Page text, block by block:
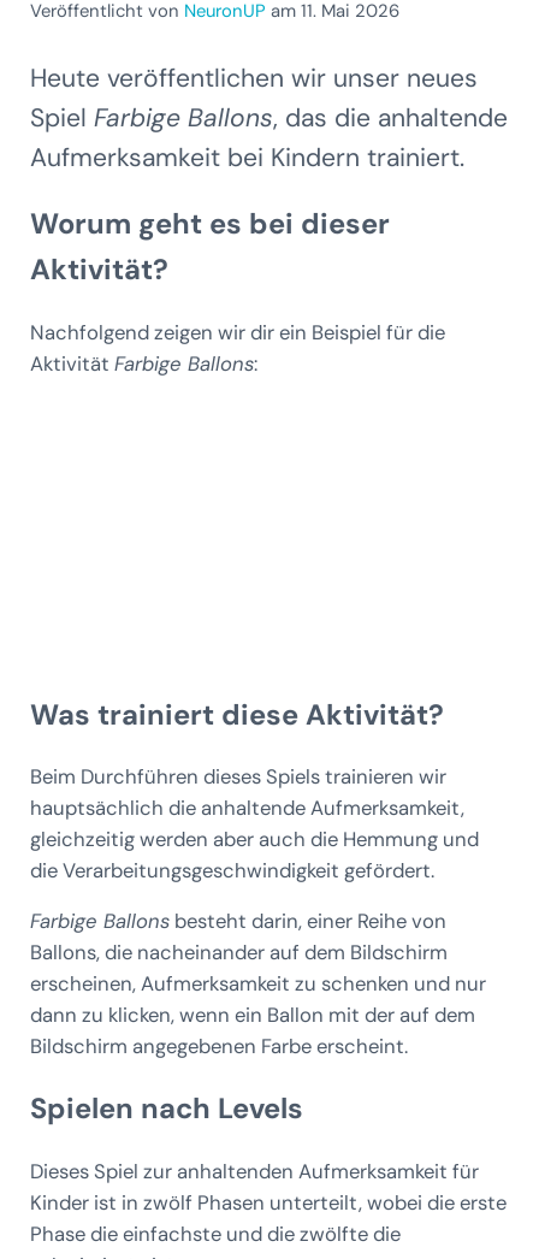
Veröffentlicht von NeuronUP am 11. Mai 2026
Heute veröffentlichen wir unser neues
Spiel Farbige Ballons, das die anhaltende
Aufmerksamkeit bei Kindern trainiert.
Worum geht es bei dieser
Aktivität?
Nachfolgend zeigen wir dir ein Beispiel für die
Aktivität Farbige Ballons:
Was trainiert diese Aktivität?
Beim Durchführen dieses Spiels trainieren wir
hauptsächlich die anhaltende Aufmerksamkeit,
gleichzeitig werden aber auch die Hemmung und
die Verarbeitungsgeschwindigkeit gefördert.
Farbige Ballonsbesteht darin, einer Reihe von
Ballons, die nacheinander auf dem Bildschirm
erscheinen, Aufmerksamkeit zu schenken und nur
dann zu klicken, wenn ein Ballon mit der auf dem
Bildschirm angegebenen Farbe erscheint.
Spielen nach Levels
Dieses Spiel zur anhaltenden Aufmerksamkeit für
Kinder ist in zwölf Phasen unterteilt, wobei die erste
Phase die einfachste und die zwölfte die